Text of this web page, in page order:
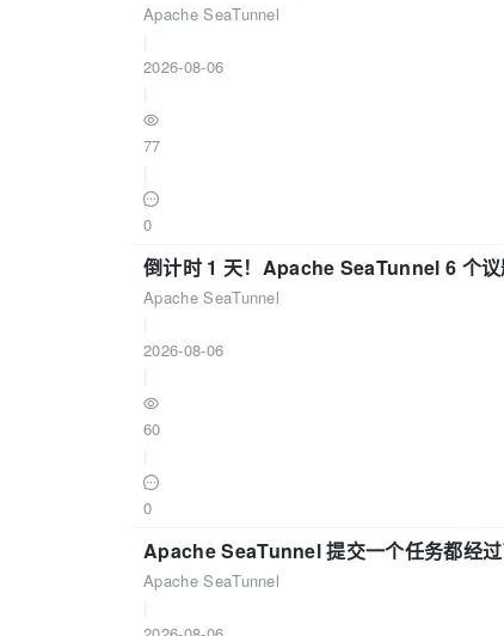
Apache SeaTunnel
2026-08-06
77
0
倒计时 1 天！Apache SeaTunnel 6 个
Apache SeaTunnel
2026-08-06
60
0
Apache SeaTunnel 提交一个任务都经过
Apache SeaTunnel